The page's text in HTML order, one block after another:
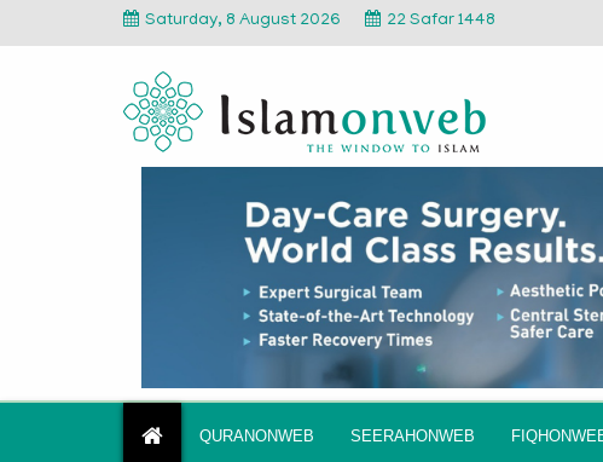
Saturday, 8 August 2026 22 Safar 1448
QURANONWEB SEERAHONWEB